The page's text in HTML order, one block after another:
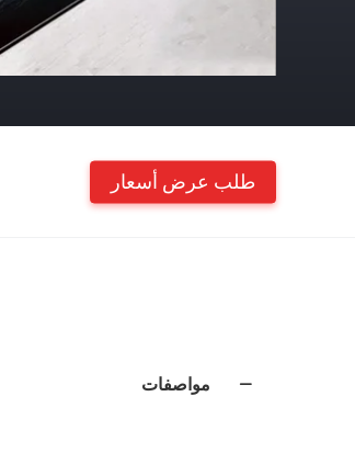
طلب عرض أسعار
مواصفات